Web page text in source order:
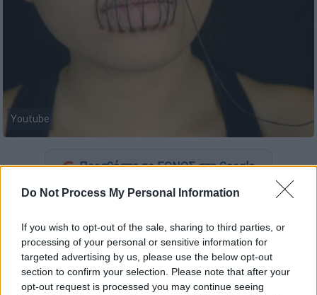
Do Not Process My Personal Information
If you wish to opt-out of the sale, sharing to third parties, or
processing of your personal or sensitive information for
targeted advertising by us, please use the below opt-out
section to confirm your selection. Please note that after your
opt-out request is processed you may continue seeing
Youtube
Προσθέστε το ΕΘΝΟΣ στη Google
περιστατικό που καταγγέλθηκε στηνΙαπωνία
και οδήγησε στησύλληψη μιας 49χρονης
γυναίκας με σοβαρή εις βάρος της
κατηγορία.